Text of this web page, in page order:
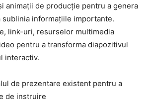
animații de producție pentru a genera
informațiile importante.
link-uri, resurselor multimedia
pentru a transforma diapozitivul
interactiv.
de prezentare existent pentru a
de instruire